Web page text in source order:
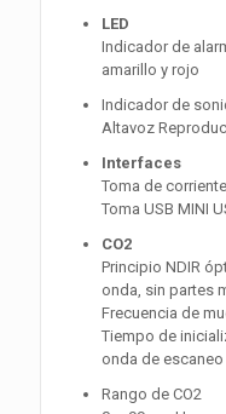
LED
Indicador de
amarillo y rojo
Indicador de
Altavoz
Interfaces
Toma de
Toma USB MINI
CO2
Principio NDIR
onda, sin partes
Frecuencia de
Tiempo de
onda de escaneo
Rango de CO2